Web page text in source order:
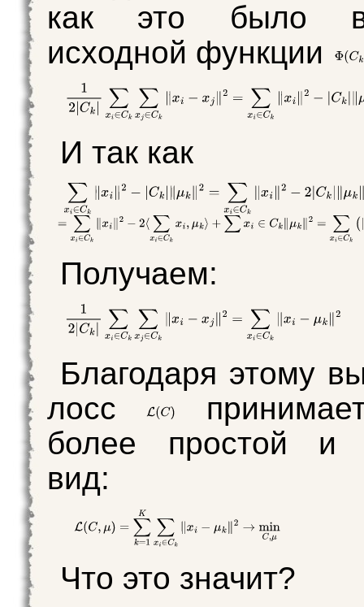
как это было
исходной функции
И так как
Получаем:
Благодаря этому
лосс
более простой и
вид:
Что это значит?